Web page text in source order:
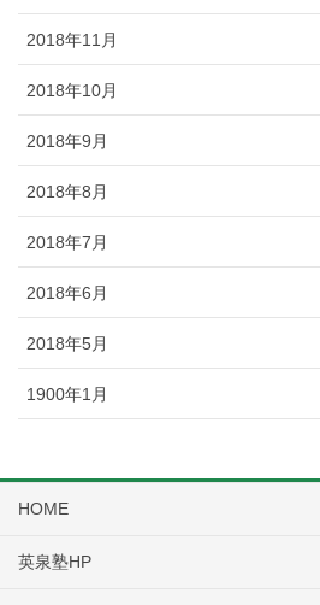
2018年11月
2018年10月
2018年9月
2018年8月
2018年7月
2018年6月
2018年5月
1900年1月
HOME
英泉塾HP